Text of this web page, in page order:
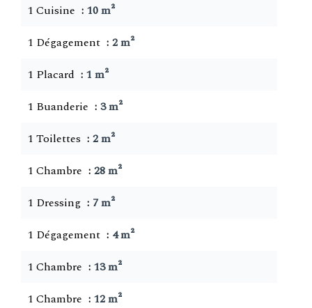
1 Cuisine
10 m²
1 Dégagement
2 m²
1 Placard
1 m²
1 Buanderie
3 m²
1 Toilettes
2 m²
1 Chambre
28 m²
1 Dressing
7 m²
1 Dégagement
4 m²
1 Chambre
13 m²
1 Chambre
12 m²